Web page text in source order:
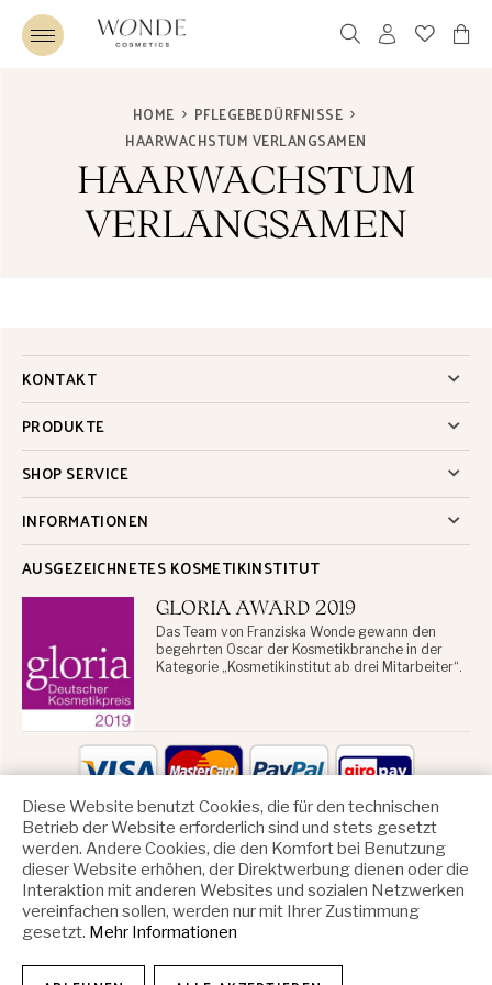
HOME
PFLEGEBEDÜRFNISSE
HAARWACHSTUM VERLANGSAMEN
HAARWACHSTUM
VERLANGSAMEN
KONTAKT
PRODUKTE
SHOP SERVICE
INFORMATIONEN
AUSGEZEICHNETES KOSMETIKINSTITUT
GLORIA AWARD 2019
Das Team von Franziska Wonde gewann den
begehrten Oscar der Kosmetikbranche in der
Kategorie „Kosmetikinstitut ab drei Mitarbeiter“.
ZAHLUNGSARTEN
ZUGESTELLT DURCH
Diese Website benutzt Cookies, die für den technischen
Betrieb der Website erforderlich sind und stets gesetzt
werden. Andere Cookies, die den Komfort bei Benutzung
dieser Website erhöhen, der Direktwerbung dienen oder die
Interaktion mit anderen Websites und sozialen Netzwerken
vereinfachen sollen, werden nur mit Ihrer Zustimmung
gesetzt. Mehr Informationen